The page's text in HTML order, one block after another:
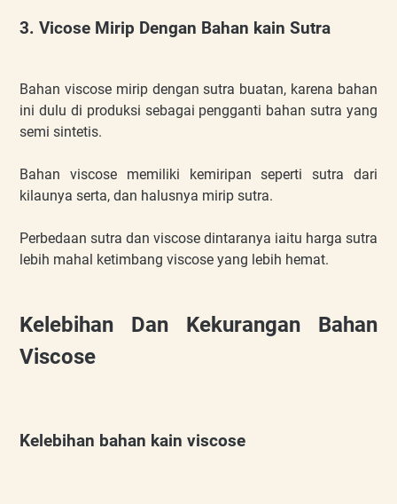
3. Vicose Mirip Dengan Bahan kain Sutra
Bahan viscose mirip dengan sutra buatan, karena bahan
ini dulu di produksi sebagai pengganti bahan sutra yang
semi sintetis.
Bahan viscose memiliki kemiripan seperti sutra dari
kilaunya serta, dan halusnya mirip sutra.
Perbedaan sutra dan viscose dintaranya iaitu harga sutra
lebih mahal ketimbang viscose yang lebih hemat.
Kelebihan Dan Kekurangan Bahan
Viscose
Kelebihan bahan kain viscose